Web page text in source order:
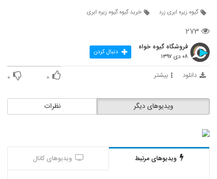
گیوه زیره ابری زرد
خرید گیوه گیوه زیره ابری
۲۷۳
فروشگاه گیوه خواه
۰۸ دی ۱۳۹۷ دنبال کردن
دانلود بیشتر ۰ ۰
نظرات ویدیوهای دیگر
ویدیوهای مرتبط ویدیوهای کانال